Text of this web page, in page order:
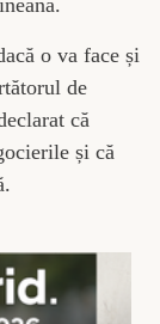
o va face și
de
că
și că